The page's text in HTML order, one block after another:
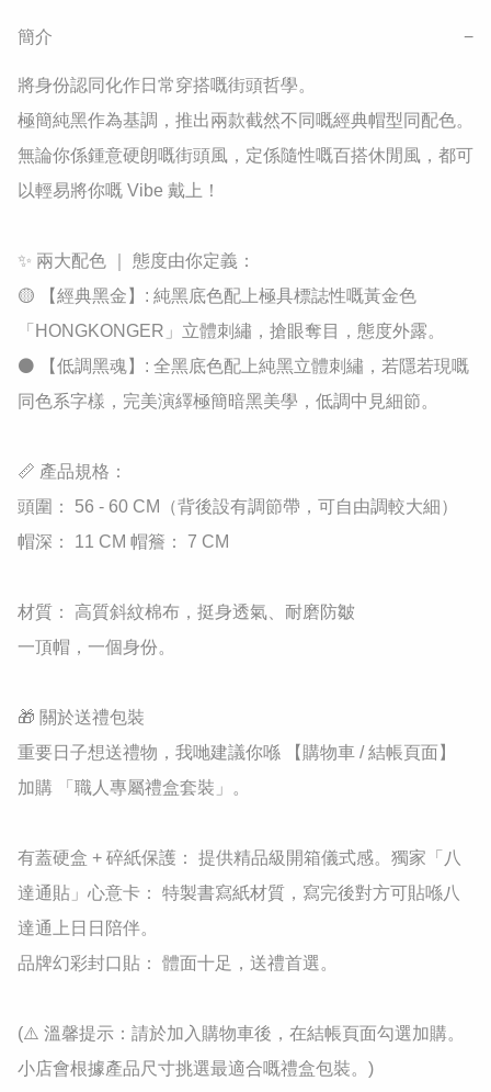
簡介 −
​將身份認同化作日常穿搭嘅街頭哲學。
​極簡純黑作為基調，推出兩款截然不同嘅經典帽型同配色。
無論你係鍾意硬朗嘅街頭風，定係隨性嘅百搭休閒風，都可
以輕易將你嘅 Vibe 戴上！
✨ 兩大配色 ｜ 態度由你定義：
🟡 【經典黑金】: 純黑底色配上極具標誌性嘅黃金色
「HONGKONGER」立體刺繡，搶眼奪目，態度外露。
⚫ 【低調黑魂】: 全黑底色配上純黑立體刺繡，若隱若現嘅
同色系字樣，完美演繹極簡暗黑美學，低調中見細節。
📏 產品規格：
頭圍： 56 - 60 CM（背後設有調節帶，可自由調較大細）
帽深： 11 CM 帽簷： 7 CM
材質： 高質斜紋棉布，挺身透氣、耐磨防皺
一頂帽，一個身份。
🎁 關於送禮包裝
重要日子想送禮物，我哋建議你喺 【購物車 / 結帳頁面】
加購 「職人專屬禮盒套裝」。
有蓋硬盒 + 碎紙保護： 提供精品級開箱儀式感。獨家「八
達通貼」心意卡： 特製書寫紙材質，寫完後對方可貼喺八
達通上日日陪伴。
品牌幻彩封口貼： 體面十足，送禮首選。
(⚠️ 溫馨提示：請於加入購物車後，在結帳頁面勾選加購。
小店會根據產品尺寸挑選最適合嘅禮盒包裝。)